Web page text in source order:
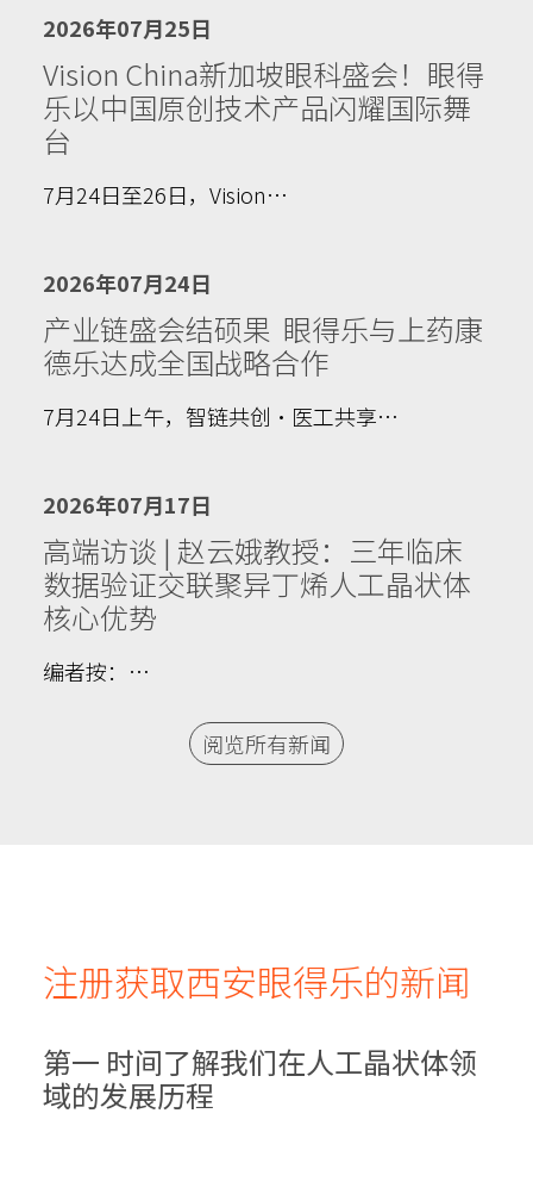
2026年07月25日
Vision China新加坡眼科盛会！眼得
乐以中国原创技术产品闪耀国际舞
台
7月24日至26日，Vision…
2026年07月24日
产业链盛会结硕果 眼得乐与上药康
德乐达成全国战略合作
7月24日上午，智链共创·医工共享…
2026年07月17日
高端访谈 | 赵云娥教授：三年临床
数据验证交联聚异丁烯人工晶状体
核心优势
编者按：…
阅览所有新闻
注册获取西安眼得乐的新闻
第一 时间了解我们在人工晶状体领
域的发展历程